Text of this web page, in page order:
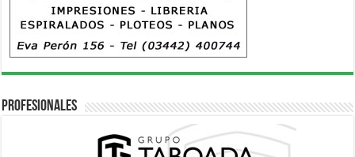
Profesionales